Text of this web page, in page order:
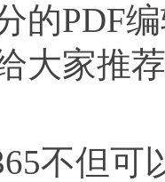
的PDF
大家推
但可